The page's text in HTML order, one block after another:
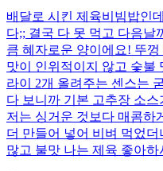
배달로 시킨 제육비빔밥인
다;; 결국 다 못 먹고 다음날
큼 혜자로운 양이에요! 뚜껑
맛이 인위적이지 않고 숯불
라이 2개 올려주는 센스는
다 보니까 기본 고추장 소
저는 싱거운 것보다 매콤하
더 만들어 넣어 비벼 먹었
많고 불맛 나는 제육 좋아